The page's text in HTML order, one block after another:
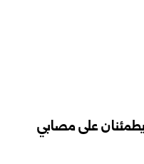
يطمئنان على مصابي